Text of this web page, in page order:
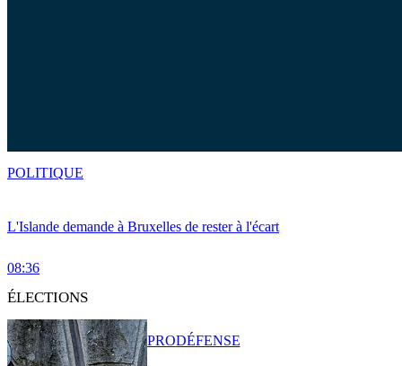
L'Islande demande à Bruxelles de rester à l'écart
08:36
POLITIQUE
ÉLECTIONS
PRODÉFENSE